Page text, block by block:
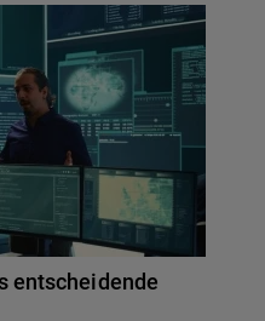
entscheidende